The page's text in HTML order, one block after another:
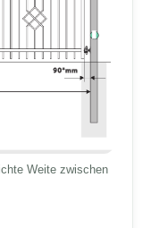
Weite zwischen